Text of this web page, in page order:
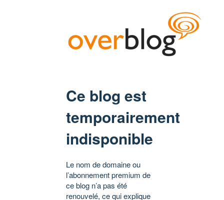
Ce blog est
temporairement
indisponible
Le nom de domaine ou
l’abonnement premium de
ce blog n’a pas été
renouvelé, ce qui explique